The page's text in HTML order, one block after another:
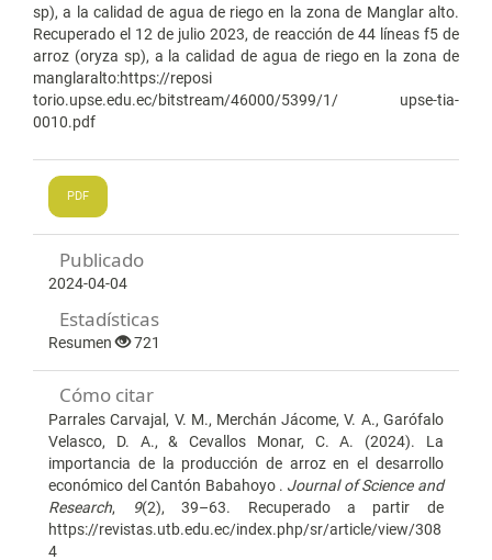
sp), a la calidad de agua de riego en la zona de Manglar alto.
Recuperado el 12 de julio 2023, de reacción de 44 líneas f5 de
arroz (oryza sp), a la calidad de agua de riego en la zona de
manglaralto:https://reposi
torio.upse.edu.ec/bitstream/46000/5399/1/ upse-tia-
0010.pdf
PDF
Publicado
2024-04-04
Estadísticas
Resumen 721
Cómo citar
Parrales Carvajal, V. M., Merchán Jácome, V. A., Garófalo
Velasco, D. A., & Cevallos Monar, C. A. (2024). La
importancia de la producción de arroz en el desarrollo
económico del Cantón Babahoyo . Journal of Science and
Research, 9(2), 39–63. Recuperado a partir de
https://revistas.utb.edu.ec/index.php/sr/article/view/308
4